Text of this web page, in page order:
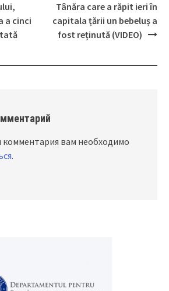
a cinci
Tânăra care a răpit ieri în
capitala țării un bebeluș a
fost reținută (VIDEO)
вам необходимо
.